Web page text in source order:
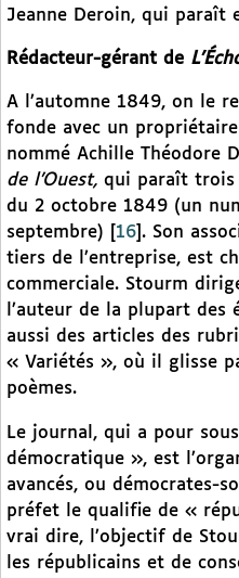
Jeanne Deroin, qui paraît
Rédacteur-gérant de
A l’automne 1849, on le
fonde avec un
nommé Achille Théodore
de l’Ouest, qui paraît trois
du 2 octobre 1849 (un
septembre)
16 . Son
tiers de l’entreprise, est
commerciale. Stourm
l’auteur de la plupart des
aussi des articles des
« Variétés », où il glisse
poèmes.
Le journal, qui a pour
démocratique », est
avancés, ou démocrates-
préfet le qualifie de «
vrai dire, l’objectif de
les républicains et de